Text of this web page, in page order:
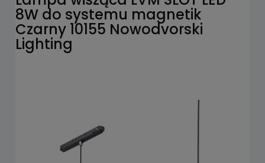
8W do systemu magnetik
Czarny 10155 Nowodvorski
Lighting